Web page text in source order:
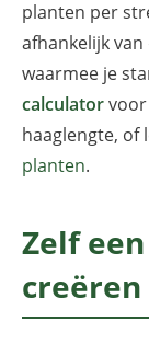
planten per
afhankelijk
waarmee je
calculator
haaglengte, of
planten.
Zelf
creëren